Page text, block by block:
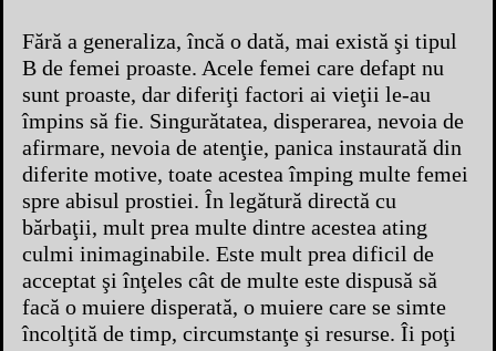
Fără a generaliza, încă o dată, mai există şi tipul
B de femei proaste. Acele femei care defapt nu
sunt proaste, dar diferiţi factori ai vieţii le-au
împins să fie. Singurătatea, disperarea, nevoia de
afirmare, nevoia de atenţie, panica instaurată din
diferite motive, toate acestea împing multe femei
spre abisul prostiei. În legătură directă cu
bărbaţii, mult prea multe dintre acestea ating
culmi inimaginabile. Este mult prea dificil de
acceptat şi înţeles cât de multe este dispusă să
facă o muiere disperată, o muiere care se simte
încolţită de timp, circumstanţe şi resurse. Îi poţi